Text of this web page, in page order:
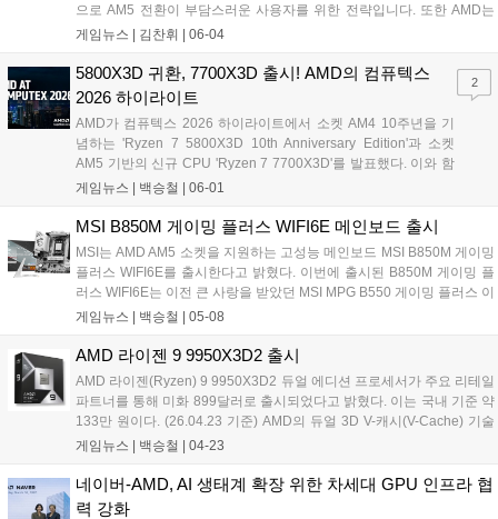
으로 AM5 전환이 부담스러운 사용자를 위한 전략입니다. 또한 AMD는
AM5 소켓 지원을 2029년까지 연장하여 사용자의 업그레이드 경로를 보
로 가성비 중심의 소비자 수요를 충족하고 장기적인 플랫폼 지원을 강화
하려는 AMD의 투 트랙 전략이 돋보입니다....
게임뉴스 | 김찬휘 | 06-04
5800X3D 귀환, 7700X3D 출시! AMD의 컴퓨텍스
2026 하이라이트
AMD가 컴퓨텍스 2026 하이라이트에서 소켓 AM4 10주년을 기
념하는 'Ryzen 7 5800X3D 10th Anniversary Edition'과 소켓
AM5 기반의 신규 CPU 'Ryzen 7 7700X3D'를 발표했다. 이와 함
께 QHD 게임 환경을 겨냥한 그래픽카드 'Radeon RX 9070
을 2029년까지 공식 연장했다....
게임뉴스 | 백승철 | 06-01
2
MSI B850M 게이밍 플러스 WIFI6E 메인보드 출시
MSI는 AMD AM5 소켓을 지원하는 고성능 메인보드 MSI B850M 게이밍
플러스 WIFI6E를 출시한다고 밝혔다. 이번에 출시된 B850M 게이밍 플
러스 WIFI6E는 이전 큰 사랑을 받았던 MSI MPG B550 게이밍 플러스 이
후 약 6년 만에 국내에 새롭게 선보이는 게이밍 플러스 메인보드 라인업
마의 화사한 실버 및 화이트 톤의 디자인을 채택하여 심미적 완성도를
게임뉴스 | 백승철 | 05-08
AMD 라이젠 9 9950X3D2 출시
AMD 라이젠(Ryzen) 9 9950X3D2 듀얼 에디션 프로세서가 주요 리테일
파트너를 통해 미화 899달러로 출시되었다고 밝혔다. 이는 국내 기준 약
133만 원이다. (26.04.23 기준) AMD의 듀얼 3D V-캐시(V-Cache) 기술
이 적용된 세계 최초의 데스크톱 프로세서인 9950X3D2는 복잡하고 지
었다. 또한 새로운 메인보드나 메모리 교체 없이 AM5 플랫폼에서 강력
한 성능과 향상된 처리량을 제공한다....
게임뉴스 | 백승철 | 04-23
네이버-AMD, AI 생태계 확장 위한 차세대 GPU 인프라 협
력 강화